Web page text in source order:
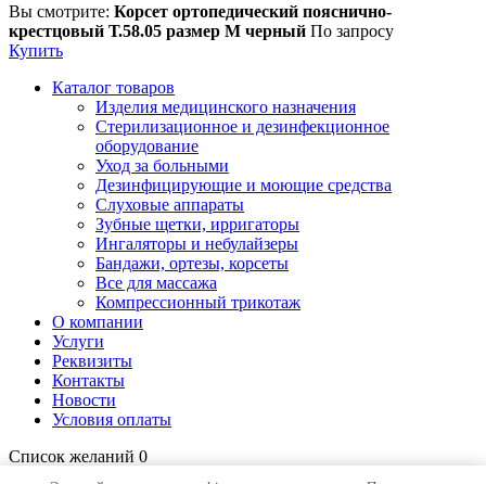
Вы смотрите: Корсет ортопедический пояснично-
крестцовый Т.58.05 размер M черный По запросу
Купить
Каталог товаров
Изделия медицинского назначения
Стерилизационное и дезинфекционное
оборудование
Уход за больными
Дезинфицирующие и моющие средства
Слуховые аппараты
Зубные щетки, ирригаторы
Ингаляторы и небулайзеры
Бандажи, ортезы, корсеты
Все для массажа
Компрессионный трикотаж
О компании
Услуги
Реквизиты
Контакты
Новости
Условия оплаты
Список желаний 0